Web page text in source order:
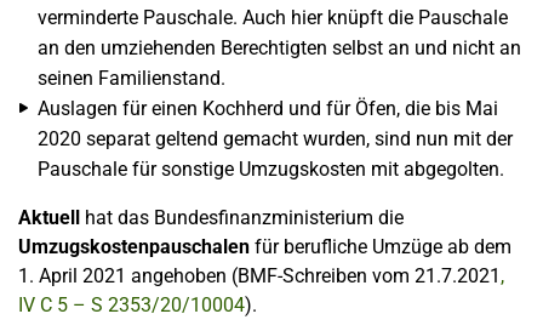
verminderte Pauschale. Auch hier knüpft die Pauschale
an den umziehenden Berechtigten selbst an und nicht an
seinen Familienstand.
Auslagen für einen Kochherd und für Öfen, die bis Mai
2020 separat geltend gemacht wurden, sind nun mit der
Pauschale für sonstige Umzugskosten mit abgegolten.
Aktuell hat das Bundesfinanzministerium die
Umzugskostenpauschalen für berufliche Umzüge ab dem
1. April 2021 angehoben (BMF-Schreiben vom 21.7.2021 ,
IV C 5 – S 2353/20/10004).